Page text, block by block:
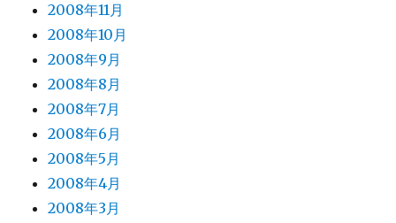
2008年11月
2008年10月
2008年9月
2008年8月
2008年7月
2008年6月
2008年5月
2008年4月
2008年3月